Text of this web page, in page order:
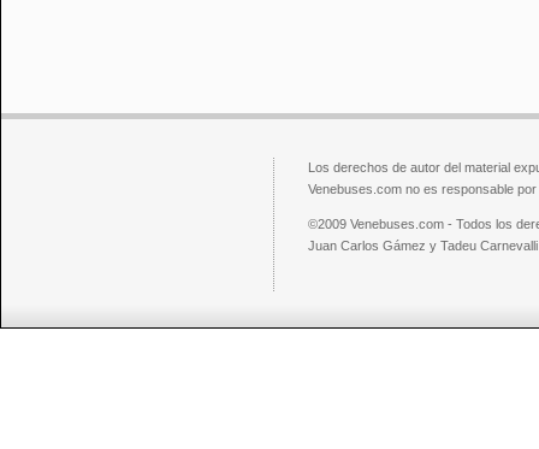
Los derechos de autor del material
Venebuses.com no es responsable
©2009 Venebuses.com - Todos los
Juan Carlos Gámez y Tadeu Carnevalli